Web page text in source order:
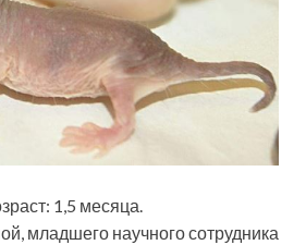
1,5 месяца.
младшего научного сотрудника